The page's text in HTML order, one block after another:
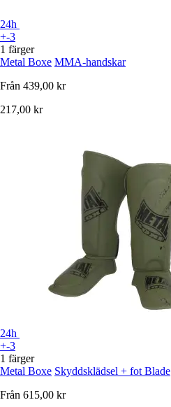
24h
+-3
1 färger
Metal Boxe MMA-handskar
Från 439,00 kr
217,00 kr
24h
+-3
1 färger
Metal Boxe Skyddsklädsel + fot Blade
Från 615,00 kr